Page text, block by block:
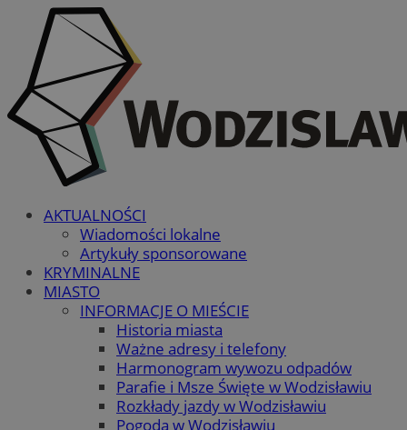
AKTUALNOŚCI
Wiadomości lokalne
Artykuły sponsorowane
KRYMINALNE
MIASTO
INFORMACJE O MIEŚCIE
Historia miasta
Ważne adresy i telefony
Harmonogram wywozu odpadów
Parafie i Msze Święte w Wodzisławiu
Rozkłady jazdy w Wodzisławiu
Pogoda w Wodzisławiu